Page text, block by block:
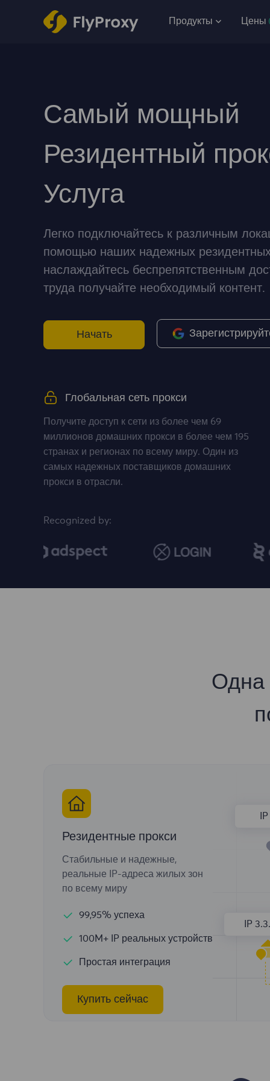
Продукты Цены
Самый мощный
Резидентный
Услуга
Легко подключайтесь к различным
помощью наших надежных
наслаждайтесь беспрепятственным
труда получайте необходимый контент.
Начать
Глобальная сеть прокси
Получите доступ к сети из более чем 69
миллионов домашних прокси в более чем 195
странах и регионах по всему миру. Один из
самых надежных поставщиков домашних
прокси в отрасли.
Recognized by:
Одна
Резидентные прокси
Стабильные и надежные,
реальные IP-адреса жилых зон
по всему миру
99,95% успеха
100M+ IP реальных устройств
Простая интеграция
Купить сейчас
IP